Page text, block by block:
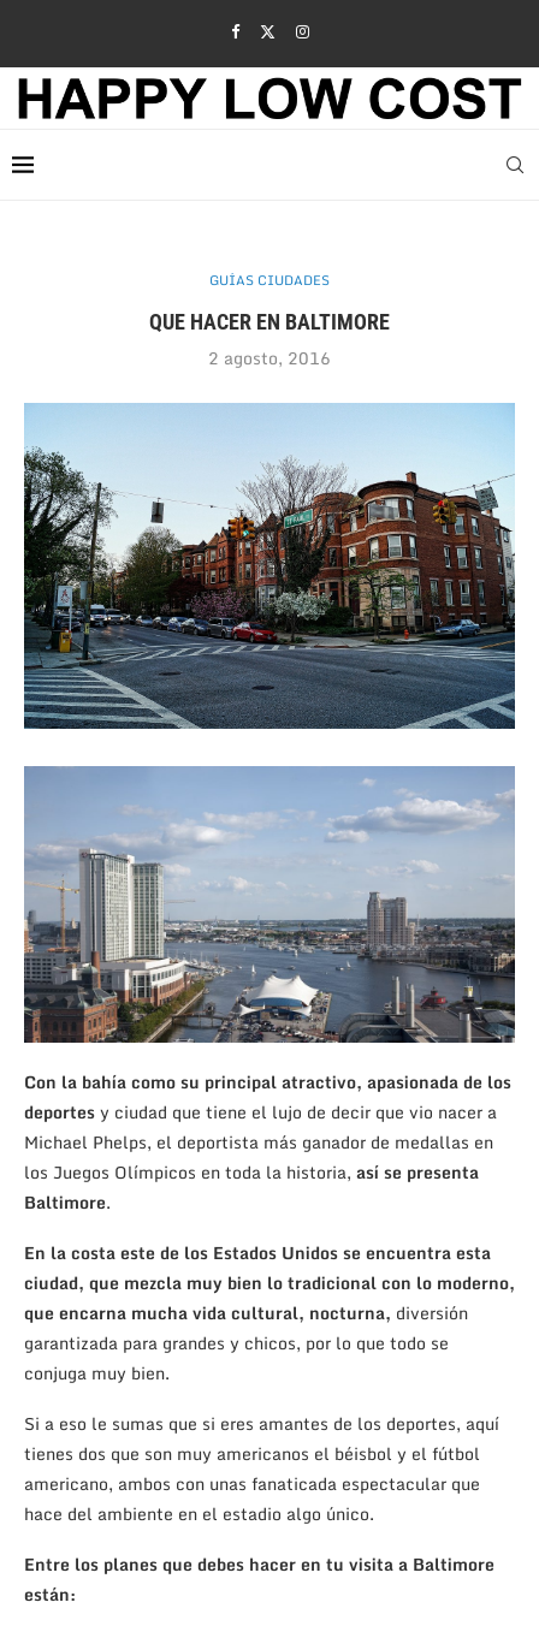
GUÍAS CIUDADES
QUE HACER EN BALTIMORE
2 agosto, 2016
Con la bahía como su principal atractivo, apasionada de los
deportesy ciudad que tiene el lujo de decir que vio nacer a
Michael Phelps, el deportista más ganador de medallas en
los Juegos Olímpicos en toda la historia, así se presenta
Baltimore.
En la costa este de los Estados Unidos se encuentra esta
ciudad, que mezcla muy bien lo tradicional con lo moderno,
que encarna mucha vida cultural, nocturna, diversión
garantizada para grandes y chicos, por lo que todo se
conjuga muy bien.
Si a eso le sumas que si eres amantes de los deportes, aquí
tienes dos que son muy americanos el béisbol y el fútbol
americano, ambos con unas fanaticada espectacular que
hace del ambiente en el estadio algo único.
Entre los planes que debes hacer en tu visita a Baltimore
están: